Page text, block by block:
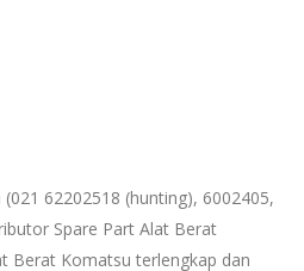
62202518 (hunting), 6002405,
Spare Part Alat Berat
Berat Komatsu terlengkap dan